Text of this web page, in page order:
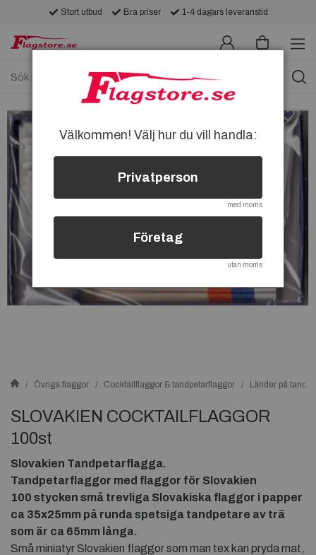
Stort utbud Bra priser 1-4 dagars leveranstid
Övriga flaggor Cocktailflaggor & tandpetarflaggor Länder på
SLOVAKIEN COCKTAILFLAGGOR
100st
Slovakien Tandpetarflagga.
Tandpetarflaggor med flaggor för Slovakien
100 stycken små trevliga Slovakiska flaggor i papper
ca 35x25mm på runda spetsiga tandpetare av trä
som är ca 65mm långa.
Små miniatyr Slovakien flaggor som man tex kan pryda mat,
Välkommen! Välj hur du vill handla:
Privatperson
med moms
Företag
utan moms